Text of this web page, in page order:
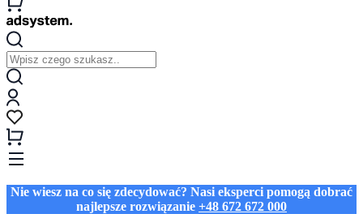
Nie wiesz na co się zdecydować? Nasi eksperci pomogą dobrać
najlepsze rozwiązanie +48 672 672 000